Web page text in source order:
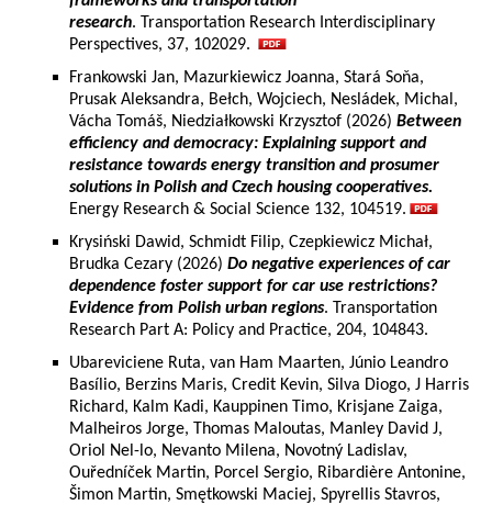
research. Transportation Research Interdisciplinary
Perspectives, 37, 102029.
Frankowski Jan, Mazurkiewicz Joanna, Stará Soňa,
Prusak Aleksandra, Bełch, Wojciech, Nesládek, Michal,
Vácha Tomáš, Niedziałkowski Krzysztof (2026) Between
efficiency and democracy: Explaining support and
resistance towards energy transition and prosumer
solutions in Polish and Czech housing cooperatives.
Energy Research & Social Science 132, 104519.
Krysiński Dawid, Schmidt Filip, Czepkiewicz Michał,
Brudka Cezary (2026) Do negative experiences of car
dependence foster support for car use restrictions?
Evidence from Polish urban regions. Transportation
Research Part A: Policy and Practice, 204, 104843.
Ubareviciene Ruta, van Ham Maarten, Júnio Leandro
Basílio, Berzins Maris, Credit Kevin, Silva Diogo, J Harris
Richard, Kalm Kadi, Kauppinen Timo, Krisjane Zaiga,
Malheiros Jorge, Thomas Maloutas, Manley David J,
Oriol Nel-lo, Nevanto Milena, Novotný Ladislav,
Ouředníček Martin, Porcel Sergio, Ribardière Antonine,
Šimon Martin, Smętkowski Maciej, Spyrellis Stavros,